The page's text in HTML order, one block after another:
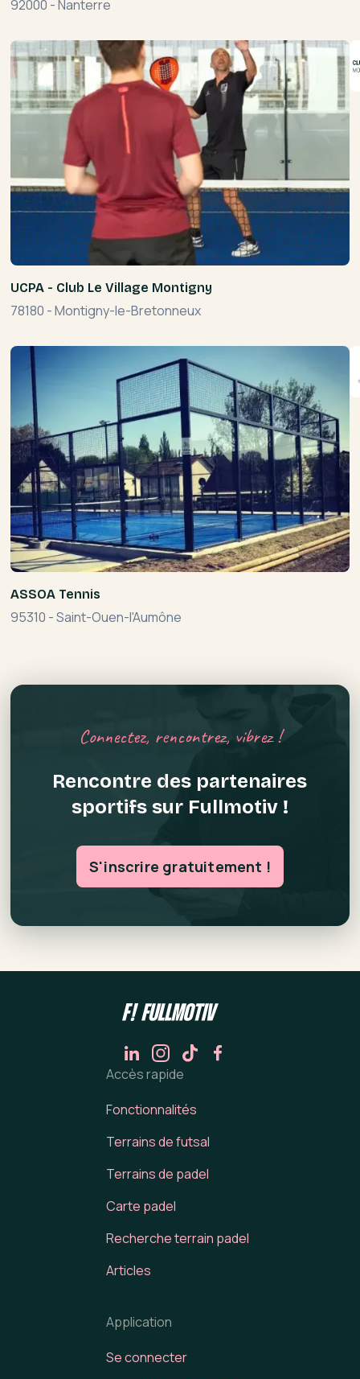
92000 - Nanterre
UCPA - Club Le Village Montigny
78180 -Montigny-le-Bretonneux
ASSOA Tennis
95310 -Saint-Ouen-l'Aumône
Connectez, rencontrez, vibrez !
Rencontre des partenaires
sportifs sur Fullmotiv !
S'inscrire gratuitement !
Accès rapide
Fonctionnalités
Terrains de futsal
Terrains de padel
Carte padel
Recherche terrain padel
Articles
Application
Se connecter